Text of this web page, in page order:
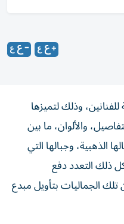
للفنانين، وذلك لتميزها
والألوان، ما بين
الذهبية، وجبالها التي
ذلك التعدد دفع
تلك الجماليات بتأويل مبدع